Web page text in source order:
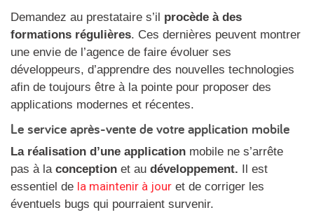
Demandez au prestataire s’il procède à des
formations régulières. Ces dernières peuvent montrer
une envie de l’agence de faire évoluer ses
développeurs, d’apprendre des nouvelles technologies
afin de toujours être à la pointe pour proposer des
applications modernes et récentes.
Le service après-vente de votre application mobile
La réalisation d’une application mobile ne s’arrête
pas à la conception et au développement. Il est
essentiel de la maintenir à jour et de corriger les
éventuels bugs qui pourraient survenir.